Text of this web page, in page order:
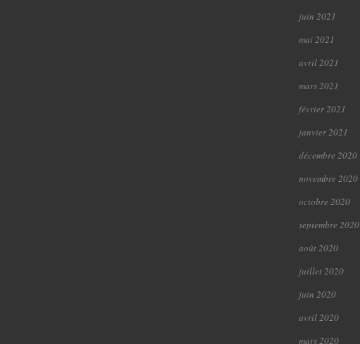
juin 2021
mai 2021
avril 2021
mars 2021
février 2021
janvier 2021
décembre 2020
novembre 2020
octobre 2020
septembre 2020
août 2020
juillet 2020
juin 2020
avril 2020
mars 2020